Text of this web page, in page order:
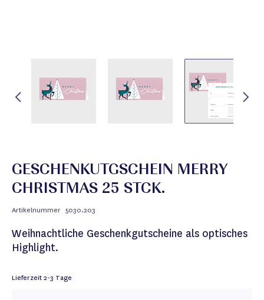
GESCHENKUTGSCHEIN MERRY
CHRISTMAS 25 STCK.
Artikelnummer 5030.203
Weihnachtliche Geschenkgutscheine als optisches
Highlight.
Lieferzeit2-3 Tage